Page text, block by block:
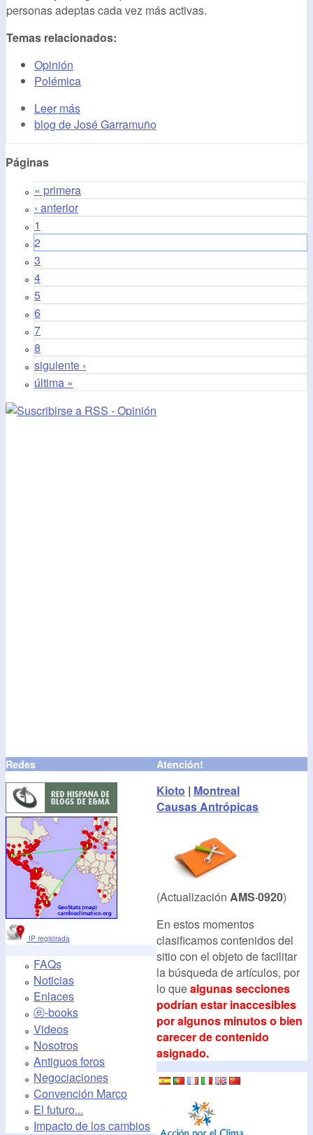
personas adeptas cada vez más activas.
Temas relacionados:
Opinión
Polémica
Leer más
blog de José Garramuño
Páginas
« primera
‹ anterior
1
2
3
4
5
6
7
8
siguiente ›
última »
Redes
IP registrada
FAQs
Noticias
Enlaces
ⓔ-books
Videos
Nosotros
Antiguos foros
Negociaciones
Convención Marco
El futuro...
Impacto de los cambios
Atención!
Kioto | Montreal
Causas Antrópicas
(Actualización AMS·0920)
En estos momentos
clasificamos contenidos del
sitio con el objeto de facilitar
la búsqueda de artículos, por
lo quealgunas secciones
podrían estar inaccesibles
por algunos minutos o bien
carecer de contenido
asignado.